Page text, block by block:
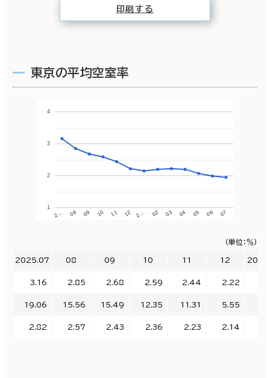
印刷する
東京の平均空室率
2… 08 09 10 11 12 2… 02 03 04 05 06 07
1
2
3
4
（単位：％）
2025.07 08 09 10 11 12
3.16 2.85 2.68 2.59 2.44 2.22
19.06 15.56 15.49 12.35 11.31 5.55
2.82 2.57 2.43 2.36 2.23 2.14